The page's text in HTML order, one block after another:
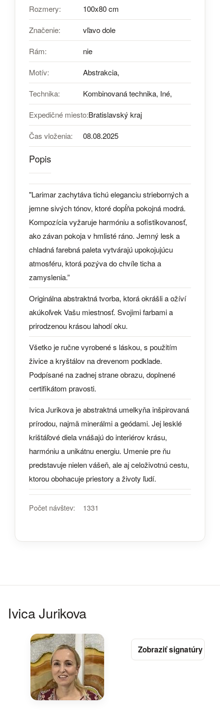
Rozmery: 100x80 cm
Značenie: vľavo dole
Rám: nie
Motív: Abstrakcia,
Technika: Kombinovaná technika, Iné,
Expedičné miesto:Bratislavský kraj
Čas vloženia: 08.08.2025
Popis
"Larimar zachytáva tichú eleganciu strieborných a
jemne sivých tónov, ktoré dopĺňa pokojná modrá.
Kompozícia vyžaruje harmóniu a sofistikovanosť,
ako závan pokoja v hmlisté ráno. Jemný lesk a
chladná farebná paleta vytvárajú upokojujúcu
atmosféru, ktorá pozýva do chvíle ticha a
zamyslenia.”
Originálna abstraktná tvorba, ktorá okrášli a ožíví
akúkoľvek Vašu miestnosť. Svojimi farbami a
prirodzenou krásou lahodí oku.
Všetko je ručne vyrobené s láskou, s použitím
živice a kryštálov na drevenom podklade.
Podpísané na zadnej strane obrazu, doplnené
certifikátom pravosti.
Ivica Jurikova je abstraktná umelkyňa inšpirovaná
prírodou, najmä minerálmi a geódami. Jej lesklé
krištáľové diela vnášajú do interiérov krásu,
harmóniu a unikátnu energiu. Umenie pre ňu
predstavuje nielen vášeň, ale aj celoživotnú cestu,
ktorou obohacuje priestory a životy ľudí.
Počet návštev: 1331
Ivica Jurikova